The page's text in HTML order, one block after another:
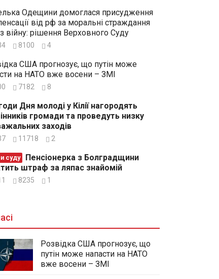
Одещини домоглася присудження
від рф за моральні страждання
війну: рішення Верховного Суду
8100 4
США прогнозує, що путін може
на НАТО вже восени – ЗМІ
7182 8
Дня молоді у Кілії нагородять
громади та проведуть низку
заходів
11718 2
суду
штраф за ляпас знайомій
8235 1
Розвідка США прогнозує, що
путін може напасти на НАТО
вже восени – ЗМІ